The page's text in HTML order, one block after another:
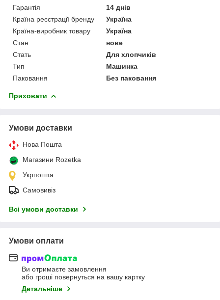
Гарантія
14 днів
Країна реєстрації бренду
Україна
Країна-виробник товару
Україна
Стан
нове
Стать
Для хлопчиків
Тип
Машинка
Паковання
Без паковання
Приховати
Умови доставки
Нова Пошта
Магазини Rozetka
Укрпошта
Самовивіз
Всі умови доставки
Умови оплати
Ви отримаєте замовлення
або гроші повернуться на вашу картку
Детальніше